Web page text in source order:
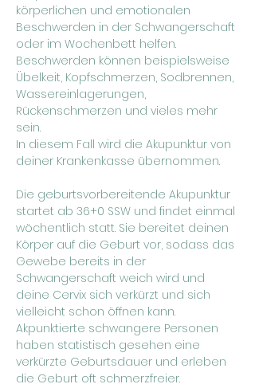
körperlichen und emotionalen
Beschwerden in der Schwangerschaft
oder im Wochenbett helfen.
Beschwerden können beispielsweise
Übelkeit, Kopfschmerzen, Sodbrennen,
Wassereinlagerungen,
Rückenschmerzen und vieles mehr
sein.
In diesem Fall wird die Akupunktur von
deiner Krankenkasse übernommen.
Die geburtsvorbereitende Akupunktur
startet ab 36+0 SSW und findet einmal
wöchentlich statt. Sie bereitet deinen
Körper auf die Geburt vor, sodass das
Gewebe bereits in der
Schwangerschaft weich wird und
deine Cervix sich verkürzt und sich
vielleicht schon öffnen kann.
Akpunktierte schwangere Personen
haben statistisch gesehen eine
verkürzte Geburtsdauer und erleben
die Geburt oft schmerzfreier.